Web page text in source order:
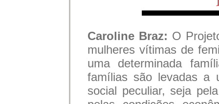
Caroline Braz: O
mulheres vítimas de
uma determinada
famílias são levadas a
social peculiar, seja